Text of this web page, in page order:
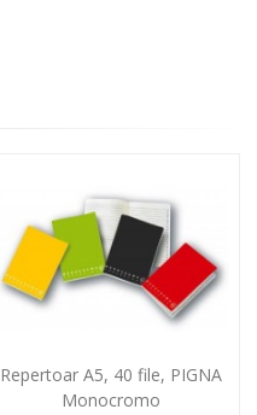
Repertoar A5, 40 file, PIGNA
Monocromo